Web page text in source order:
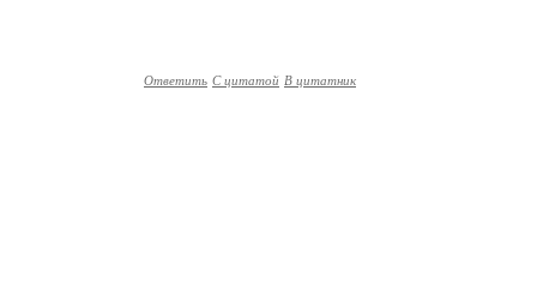
Ответить С цитатой В цитатник